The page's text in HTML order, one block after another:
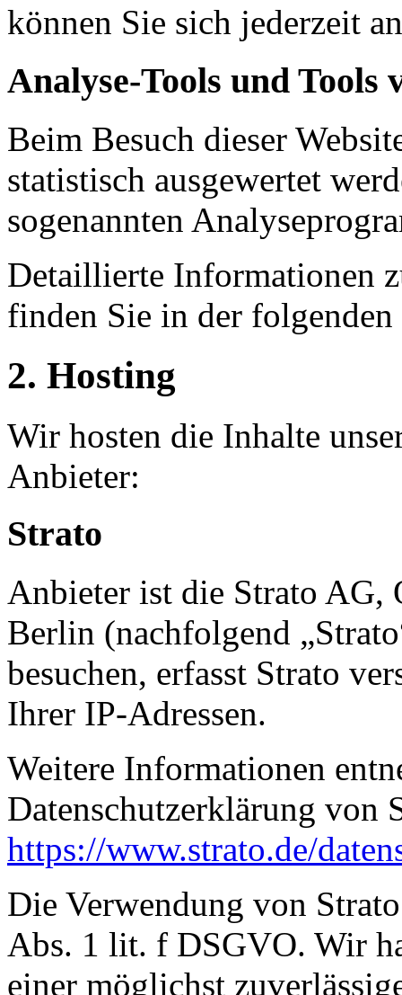
können Sie sich jederzeit
Analyse-Tools und
Beim Besuch dieser
statistisch ausgewertet
sogenannten
Detaillierte Informationen
finden Sie in der
2. Hosting
Wir hosten die Inhalte
Anbieter:
Strato
Anbieter ist die Strato AG,
Berlin (nachfolgend
besuchen, erfasst Strato
Ihrer IP-Adressen.
Weitere Informationen
Datenschutzerklärung von
https://www.strato.de/
Die Verwendung von
Abs. 1 lit. f DSGVO. Wir
einer möglichst